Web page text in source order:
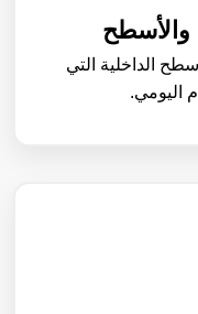
والأسطح
الداخلية التي
اليومي.